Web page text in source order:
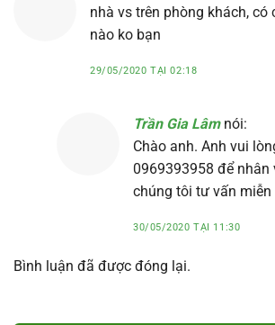
nhà vs trên phòng khách, có
nào ko bạn
29/05/2020 TẠI 02:18
Trần Gia Lâm nói:
Chào anh. Anh vui
0969393958 để nhân
chúng tôi tư vấn miễn
30/05/2020 TẠI 11:30
Bình luận đã được đóng lại.